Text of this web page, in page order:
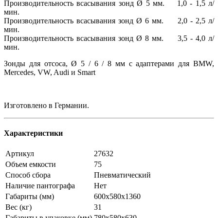
Производительность всасывания зонд Ø 5 мм. 1,0 - 1,5 л/
мин.
Производительность всасывания зонд Ø 6 мм. 2,0 - 2,5 л/
мин.
Производительность всасывания зонд Ø 8 мм. 3,5 - 4,0 л/
мин.
Зонды для отсоса, Ø 5 / 6 / 8 мм с адаптерами для BMW,
Mercedes, VW, Audi и Smart
Изготовлено в Германии.
Характеристики
Артикул
27632
Объем емкости
75
Способ сбора
Пневматический
Наличие пантографа
Нет
Габариты (мм)
600x580x1360
Вес (кг)
31